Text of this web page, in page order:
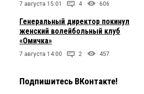
7 августа 15:01 4 606
Генеральный директор покинул
женский волейбольный клуб
«Омичка»
7 августа 14:00 2 457
Подпишитесь ВКонтакте!